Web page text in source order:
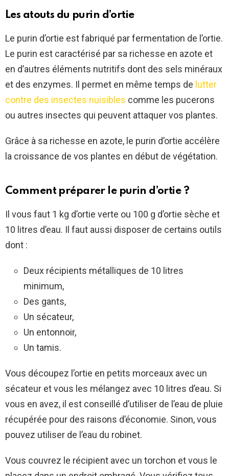
Les atouts du purin d’ortie
Le purin d’ortie est fabriqué par fermentation de l’ortie.
Le purin est caractérisé par sa richesse en azote et
en d’autres éléments nutritifs dont des sels minéraux
et des enzymes. Il permet en même temps de lutter
contre des insectes nuisibles comme les pucerons
ou autres insectes qui peuvent attaquer vos plantes.
Grâce à sa richesse en azote, le purin d’ortie accélère
la croissance de vos plantes en début de végétation.
Comment préparer le purin d’ortie ?
Il vous faut 1 kg d’ortie verte ou 100 g d’ortie sèche et
10 litres d’eau. Il faut aussi disposer de certains outils
dont :
Deux récipients métalliques de 10 litres
minimum,
Des gants,
Un sécateur,
Un entonnoir,
Un tamis.
Vous découpez l’ortie en petits morceaux avec un
sécateur et vous les mélangez avec 10 litres d’eau. Si
vous en avez, il est conseillé d’utiliser de l’eau de pluie
récupérée pour des raisons d’économie. Sinon, vous
pouvez utiliser de l’eau du robinet.
Vous couvrez le récipient avec un torchon et vous le